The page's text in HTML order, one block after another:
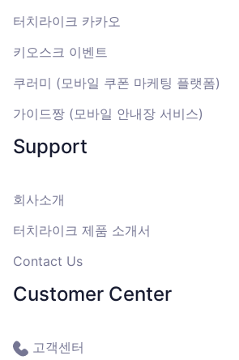
터치라이크 카카오
키오스크 이벤트
쿠러미 (모바일 쿠폰 마케팅 플랫폼)
가이드짱 (모바일 안내장 서비스)
Support
회사소개
터치라이크 제품 소개서
Contact Us
Customer Center
고객센터